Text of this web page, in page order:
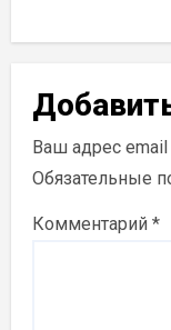
Ваш адрес
Обязательные
Комментарий*